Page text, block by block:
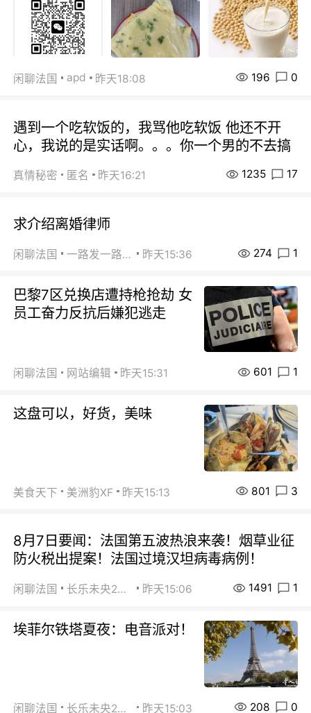
闲聊法国 apd 昨天18:08 196 0
遇到一个吃软饭的，我骂他吃软饭 他还不开
心，我说的是实话啊。。。你一个男的不去搞
真情秘密 匿名 昨天16:21 1235 17
求介绍离婚律师
闲聊法国 一路发一路发 昨天15:36 274 1
巴黎7区兑换店遭持枪抢劫 女
员工奋力反抗后嫌犯逃走
闲聊法国 网站编辑 昨天15:31 601 1
这盘可以，好货，美味
美食天下 美洲豹XF 昨天15:13 801 3
8月7日要闻：法国第五波热浪来袭！烟草业征
防火税出提案！法国过境汉坦病毒病例！
闲聊法国 长乐未央2015 昨天15:06 1491 1
埃菲尔铁塔夏夜：电音派对！
闲聊法国 长乐未央2015 昨天15:03 208 0